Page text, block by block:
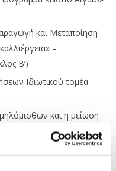
και Μεταποίηση
–
Β’)
Ιδιωτικού τομέα
και η μείωση